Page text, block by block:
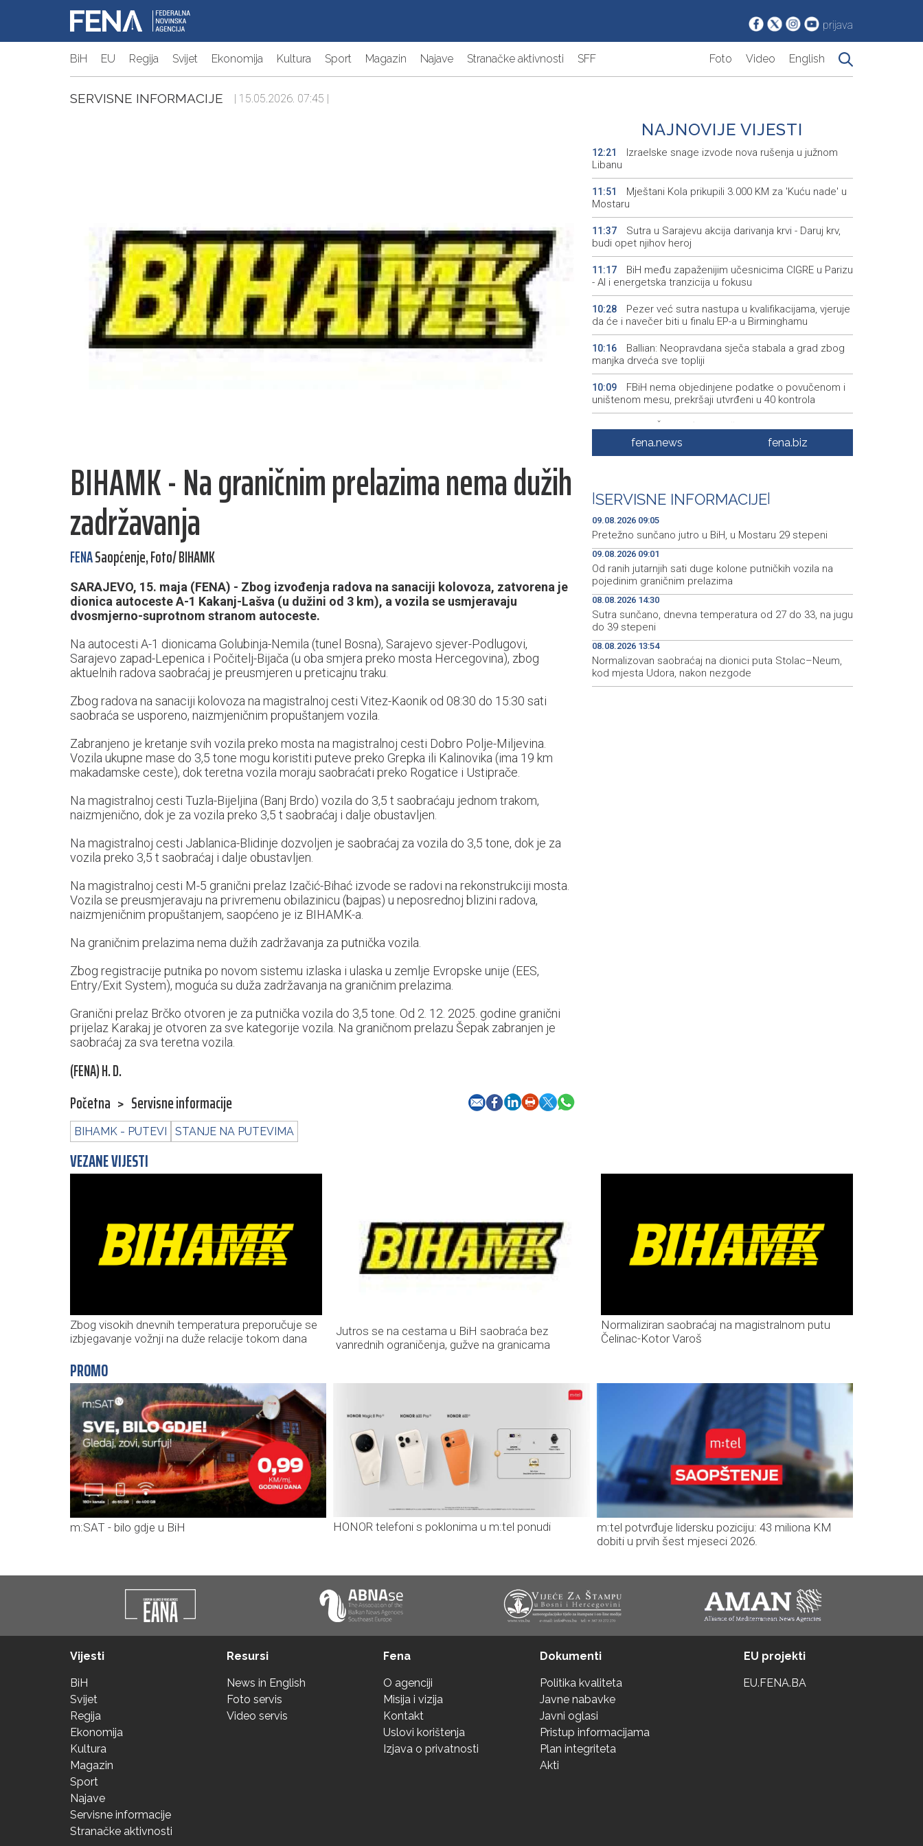
prijava
BiH EU Regija Svijet Ekonomija Kultura Sport Magazin Najave Stranačke aktivnosti SFF Foto Video English
SERVISNE INFORMACIJE | 15.05.2026. 07:45 |
BIHAMK - Na graničnim prelazima nema dužih
zadržavanja
FENASaopćenje, Foto/ BIHAMK
SARAJEVO, 15. maja (FENA) - Zbog izvođenja radova na sanaciji kolovoza, zatvorena je
dionica autoceste A-1 Kakanj-Lašva (u dužini od 3 km), a vozila se usmjeravaju
dvosmjerno-suprotnom stranom autoceste.
Na autocesti A-1 dionicama Golubinja-Nemila (tunel Bosna), Sarajevo sjever-Podlugovi,
Sarajevo zapad-Lepenica i Počitelj-Bijača (u oba smjera preko mosta Hercegovina), zbog
aktuelnih radova saobraćaj je preusmjeren u preticajnu traku.
Zbog radova na sanaciji kolovoza na magistralnoj cesti Vitez-Kaonik od 08:30 do 15:30 sati
saobraća se usporeno, naizmjeničnim propuštanjem vozila.
Zabranjeno je kretanje svih vozila preko mosta na magistralnoj cesti Dobro Polje-Miljevina.
Vozila ukupne mase do 3,5 tone mogu koristiti puteve preko Grepka ili Kalinovika (ima 19 km
makadamske ceste), dok teretna vozila moraju saobraćati preko Rogatice i Ustiprače.
Na magistralnoj cesti Tuzla-Bijeljina (Banj Brdo) vozila do 3,5 t saobraćaju jednom trakom,
naizmjenično, dok je za vozila preko 3,5 t saobraćaj i dalje obustavljen.
Na magistralnoj cesti Jablanica-Blidinje dozvoljen je saobraćaj za vozila do 3,5 tone, dok je za
vozila preko 3,5 t saobraćaj i dalje obustavljen.
Na magistralnoj cesti M-5 granični prelaz Izačić-Bihać izvode se radovi na rekonstrukciji mosta.
Vozila se preusmjeravaju na privremenu obilazinicu (bajpas) u neposrednoj blizini radova,
naizmjeničnim propuštanjem, saopćeno je iz BIHAMK-a.
Na graničnim prelazima nema dužih zadržavanja za putnička vozila.
Zbog registracije putnika po novom sistemu izlaska i ulaska u zemlje Evropske unije (EES,
Entry/Exit System), moguća su duža zadržavanja na graničnim prelazima.
Granični prelaz Brčko otvoren je za putnička vozila do 3,5 tone. Od 2. 12. 2025. godine granični
prijelaz Karakaj je otvoren za sve kategorije vozila. Na graničnom prelazu Šepak zabranjen je
saobraćaj za sva teretna vozila.
(FENA) H. D.
Početna > Servisne informacije
BIHAMK - PUTEVI STANJE NA PUTEVIMA
NAJNOVIJE VIJESTI
12:21
Izraelske snage izvode nova rušenja u južnom
Libanu
11:51
Mještani Kola prikupili 3.000 KM za 'Kuću nade' u
Mostaru
11:37
Sutra u Sarajevu akcija darivanja krvi - Daruj krv,
budi opet njihov heroj
11:17
BiH među zapaženijim učesnicima CIGRE u Parizu
- AI i energetska tranzicija u fokusu
10:28
Pezer već sutra nastupa u kvalifikacijama, vjeruje
da će i navečer biti u finalu EP-a u Birminghamu
10:16
Ballian: Neopravdana sječa stabala a grad zbog
manjka drveća sve topliji
10:09
FBiH nema objedinjene podatke o povučenom i
uništenom mesu, prekršaji utvrđeni u 40 kontrola
Marija Šerifović pred više hiljada posjetitelja na
Piroti zatvorila 'Dane dijaspore 2026' u Travniku
09:27
U jami 'Raspotočje' petu noć prenoćilo devet
zeničkih rudara
fena.news fena.biz
SERVISNE INFORMACIJE|
09.08.2026 09:05
Pretežno sunčano jutro u BiH, u Mostaru 29 stepeni
09.08.2026 09:01
Od ranih jutarnjih sati duge kolone putničkih vozila na
pojedinim graničnim prelazima
08.08.2026 14:30
Sutra sunčano, dnevna temperatura od 27 do 33, na jugu
do 39 stepeni
08.08.2026 13:54
Normalizovan saobraćaj na dionici puta Stolac–Neum,
kod mjesta Udora, nakon nezgode
VEZANE VIJESTI
Zbog visokih dnevnih temperatura preporučuje se
izbjegavanje vožnji na duže relacije tokom dana
Jutros se na cestama u BiH saobraća bez
vanrednih ograničenja, gužve na granicama
Normaliziran saobraćaj na magistralnom putu
Čelinac-Kotor Varoš
PROMO
m:SAT - bilo gdje u BiH HONOR telefoni s poklonima u m:tel ponudi
m:tel potvrđuje lidersku poziciju: 43 miliona KM
dobiti u prvih šest mjeseci 2026.
Vijesti
BiH
Svijet
Regija
Ekonomija
Kultura
Magazin
Sport
Najave
Servisne informacije
Stranačke aktivnosti
Resursi
News in English
Foto servis
Video servis
Fena
O agenciji
Misija i vizija
Kontakt
Uslovi korištenja
Izjava o privatnosti
Dokumenti
Politika kvaliteta
Javne nabavke
Javni oglasi
Pristup informacijama
Plan integriteta
Akti
EU projekti
EU.FENA.BA